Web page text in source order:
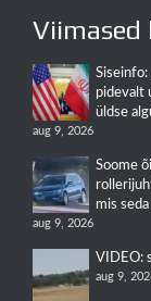
Viimased
Siseinfo:
pidevalt
üldse
aug 9, 2026
Soome
mis
aug 9, 2026
VIDEO:
aug 9,